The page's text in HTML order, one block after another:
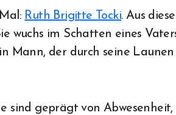
Ruth Brigitte Tocki. Aus
wuchs im Schatten eines
Mann, der durch seine
sind geprägt von Abwesenheit,